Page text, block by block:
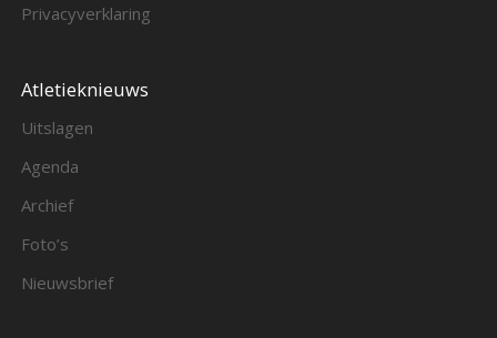
Privacyverklaring
Atletieknieuws
Uitslagen
Agenda
Archief
Foto’s
Nieuwsbrief